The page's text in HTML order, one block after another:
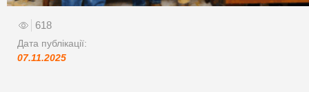
618
Дата публікації:
07.11.2025